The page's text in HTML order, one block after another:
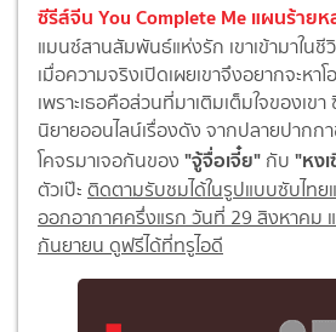
ซีรีส์จีน You Complete Me แผนร้าย
แมนซ์สานสัมพันธ์แห่งรัก เขาเข้ามาใน
เมื่อความจริงเปิดเผยเขาจึงอยากจะหา
เพราะเธอคือส่วนที่มาเติมเต็มใจของเ
นิยายออนไลน์เรื่องดัง จากปลายปากก
โคจรมาเจอกันของ "จู้จื่อเจี๋ย" กับ "หง
ตัวเป๊ะ ติดตามรับชมได้ในรูปแบบซับไทย
ออกอากาศครึ่งแรก วันที่ 29 สิงหาคม
กันยายน ดูฟรีได้ที่ทรูไอดี